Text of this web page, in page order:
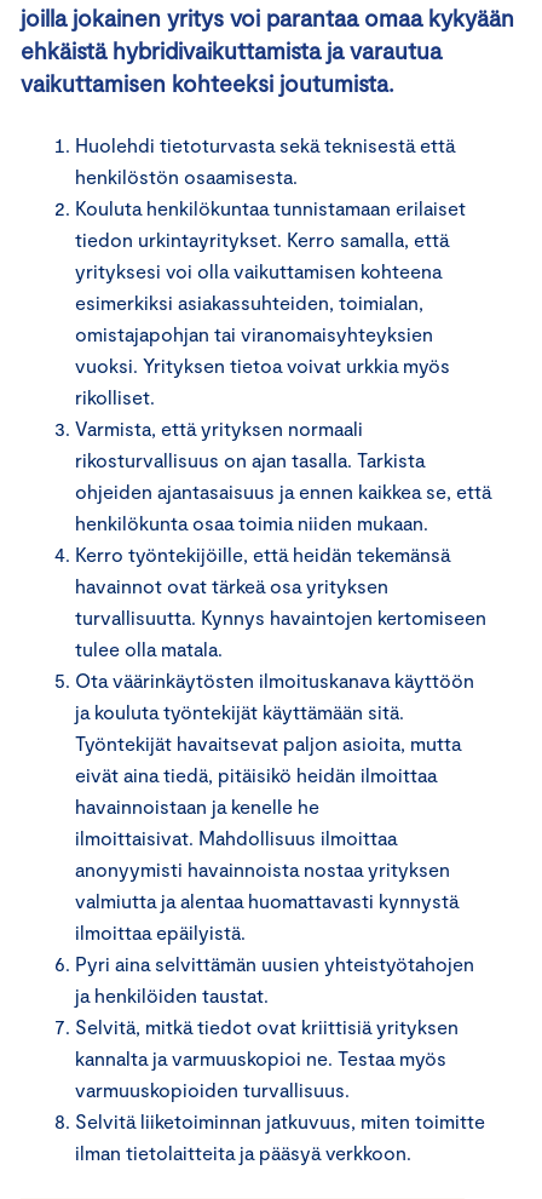
joilla jokainen yritys voi parantaa omaa kykyään
ehkäistä hybridivaikuttamista ja varautua
vaikuttamisen kohteeksi joutumista.
Huolehdi tietoturvasta sekä teknisestä että
henkilöstön osaamisesta.
Kouluta henkilökuntaa tunnistamaan erilaiset
tiedon urkintayritykset. Kerro samalla, että
yrityksesi voi olla vaikuttamisen kohteena
esimerkiksi asiakassuhteiden, toimialan,
omistajapohjan tai viranomaisyhteyksien
vuoksi. Yrityksen tietoa voivat urkkia myös
rikolliset.
Varmista, että yrityksen normaali
rikosturvallisuus on ajan tasalla. Tarkista
ohjeiden ajantasaisuus ja ennen kaikkea se, että
henkilökunta osaa toimia niiden mukaan.
Kerro työntekijöille, että heidän tekemänsä
havainnot ovat tärkeä osa yrityksen
turvallisuutta. Kynnys havaintojen kertomiseen
tulee olla matala.
Ota väärinkäytösten ilmoituskanava käyttöön
ja kouluta työntekijät käyttämään sitä.
Työntekijät havaitsevat paljon asioita, mutta
eivät aina tiedä, pitäisikö heidän ilmoittaa
havainnoistaan ja kenelle he
ilmoittaisivat. Mahdollisuus ilmoittaa
anonyymisti havainnoista nostaa yrityksen
valmiutta ja alentaa huomattavasti kynnystä
ilmoittaa epäilyistä.
Pyri aina selvittämän uusien yhteistyötahojen
ja henkilöiden taustat.
Selvitä, mitkä tiedot ovat kriittisiä yrityksen
kannalta ja varmuuskopioi ne. Testaa myös
varmuuskopioiden turvallisuus.
Selvitä liiketoiminnan jatkuvuus, miten toimitte
ilman tietolaitteita ja pääsyä verkkoon.